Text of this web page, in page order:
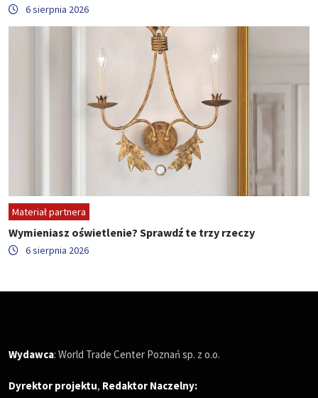
6 sierpnia 2026
Materiał partnera
Wymieniasz oświetlenie? Sprawdź te trzy rzeczy
6 sierpnia 2026
Wydawca: World Trade Center Poznań sp. z o.o.
Dyrektor projektu, Redaktor Naczelny: